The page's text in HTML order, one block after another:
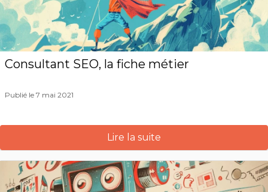
Consultant SEO, la fiche métier
Publié le 7 mai 2021
Lire la suite